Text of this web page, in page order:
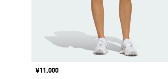
価格
¥11,000